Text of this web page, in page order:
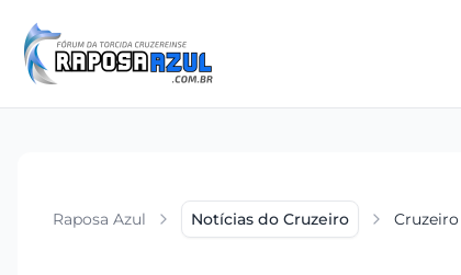
Raposa Azul Notícias do Cruzeiro